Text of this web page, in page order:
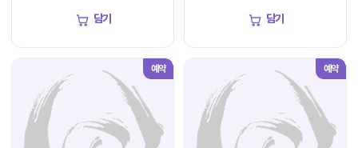
담기 담기
예약 예약